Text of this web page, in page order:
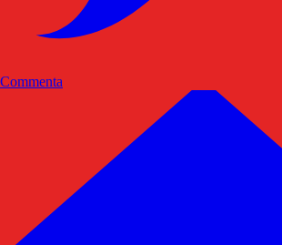
Commenta